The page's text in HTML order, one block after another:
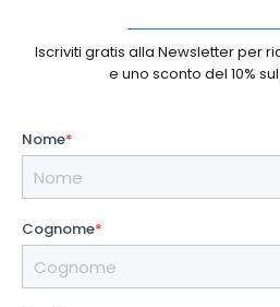
Iscriviti gratis alla Newsletter per
e uno sconto del 10%
Nome*
Cognome*